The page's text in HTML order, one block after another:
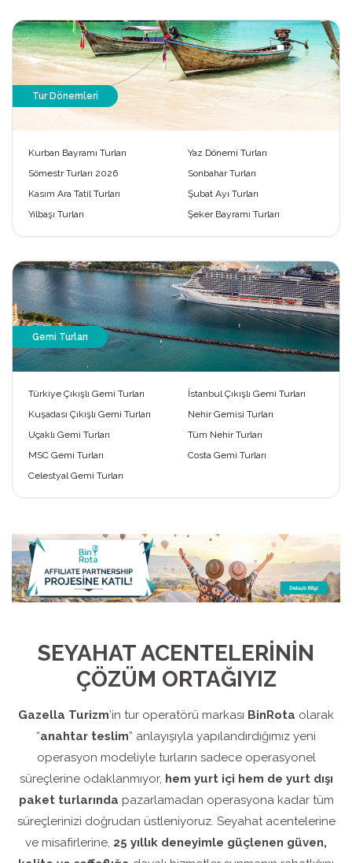
Tur Dönemleri
Kurban Bayramı Turları
Yaz Dönemi Turları
Sömestr Turları 2026
Sonbahar Turları
Kasım Ara Tatil Turları
Şubat Ayı Turları
Yılbaşı Turları
Şeker Bayramı Turları
Gemi Turları
Türkiye Çıkışlı Gemi Turları
İstanbul Çıkışlı Gemi Turları
Kuşadası Çıkışlı Gemi Turları
Nehir Gemisi Turları
Uçaklı Gemi Turları
Tüm Nehir Turları
MSC Gemi Turları
Costa Gemi Turları
Celestyal Gemi Turları
SEYAHAT ACENTELERİNİN
ÇÖZÜM ORTAĞIYIZ
Gazella Turizm’in tur operatörü markası BinRota olarak
“anahtar teslim” anlayışıyla yapılandırdığımız yeni
operasyon modeliyle turların sadece operasyonel
süreçlerine odaklanmıyor, hem yurt içi hem de yurt dışı
paket turlarında pazarlamadan operasyona kadar tüm
süreçlerinizi doğrudan üstleniyoruz. Seyahat acentelerine
ve misafirlerine, 25 yıllık deneyimle güçlenen güven,